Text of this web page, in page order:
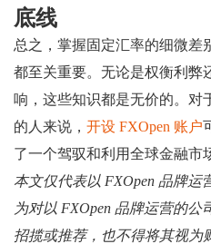
底线
总之，掌握固定汇率的细微差
都至关重要。无论是权衡利弊
响，这些知识都是无价的。对
的人来说， 开设 FXOpen 账户
了一个驾驭和利用全球金融市
本文仅代表以 FXOpen 品牌
为对以 FXOpen 品牌运营的公
招揽或推荐，也不得将其视为